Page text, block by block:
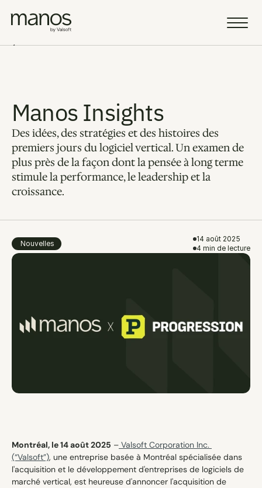
Sell a Business AI Vision
Portfolio
Blogue
Carrières
Manos Insights
Des idées, des stratégies et des histoires des
premiers jours du logiciel vertical. Un examen de
plus près de la façon dont la pensée à long terme
stimule la performance, le leadership et la
croissance.
Nouvelles
14 août 2025
4 min de lecture
Montréal, le 14 août 2025 – Valsoft Corporation Inc.
(“Valsoft”), une entreprise basée à Montréal spécialisée dans
l'acquisition et le développement d'entreprises de logiciels de
marché vertical, est heureuse d'annoncer l'acquisition de